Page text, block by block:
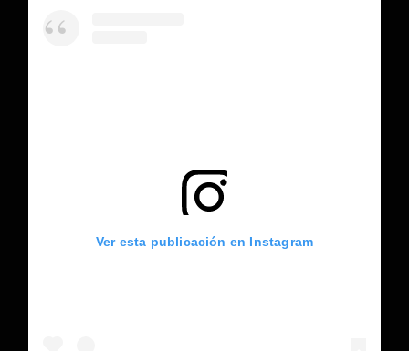
Ver esta publicación en Instagram